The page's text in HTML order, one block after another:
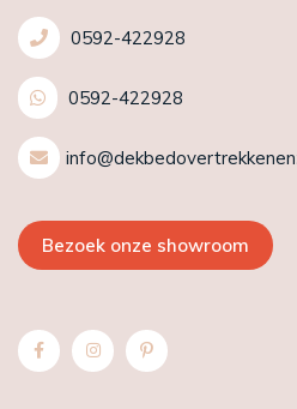
0592-422928
0592-422928
Bezoek onze showroom